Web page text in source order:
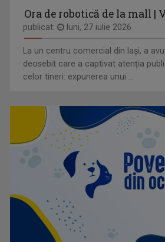
Ora de robotică de la mall |
publicat: luni, 27 iulie 2026
La un centru comercial din Iași, a
deosebit care a captivat atenția
celor tineri: expunerea unui ...